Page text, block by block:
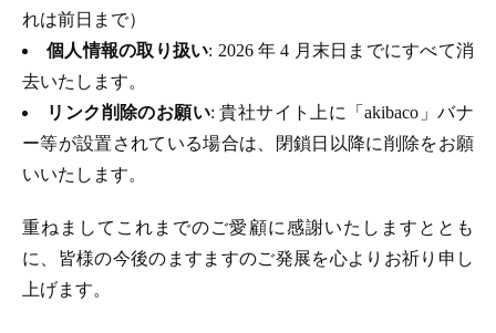
れは前日まで）
個人情報の取り扱い: 2026 年 4 月末日までにすべて消
去いたします。
リンク削除のお願い: 貴社サイト上に「akibaco」バナ
ー等が設置されている場合は、閉鎖日以降に削除をお願
いいたします。
重ねましてこれまでのご愛顧に感謝いたしますととも
に、皆様の今後のますますのご発展を心よりお祈り申し
上げます。